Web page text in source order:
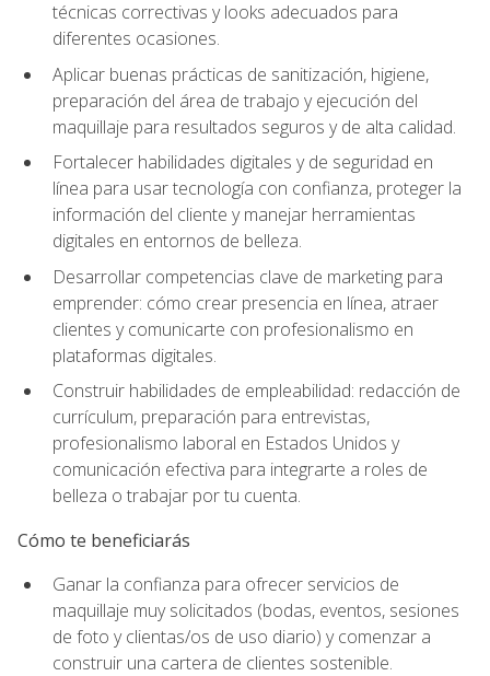
técnicas correctivas y looks adecuados para
diferentes ocasiones.
Aplicar buenas prácticas de sanitización, higiene,
preparación del área de trabajo y ejecución del
maquillaje para resultados seguros y de alta calidad.
Fortalecer habilidades digitales y de seguridad en
línea para usar tecnología con confianza, proteger la
información del cliente y manejar herramientas
digitales en entornos de belleza.
Desarrollar competencias clave de marketing para
emprender: cómo crear presencia en línea, atraer
clientes y comunicarte con profesionalismo en
plataformas digitales.
Construir habilidades de empleabilidad: redacción de
currículum, preparación para entrevistas,
profesionalismo laboral en Estados Unidos y
comunicación efectiva para integrarte a roles de
belleza o trabajar por tu cuenta.
Cómo te beneficiarás
Ganar la confianza para ofrecer servicios de
maquillaje muy solicitados (bodas, eventos, sesiones
de foto y clientas/os de uso diario) y comenzar a
construir una cartera de clientes sostenible.